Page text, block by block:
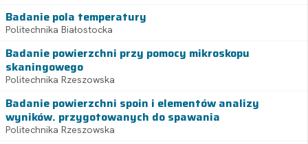
Badanie pola temperatury
Politechnika Białostocka
Badanie powierzchni przy pomocy mikroskopu
skaningowego
Politechnika Rzeszowska
Badanie powierzchni spoin i elementów analizy
wyników. przygotowanych do spawania
Politechnika Rzeszowska